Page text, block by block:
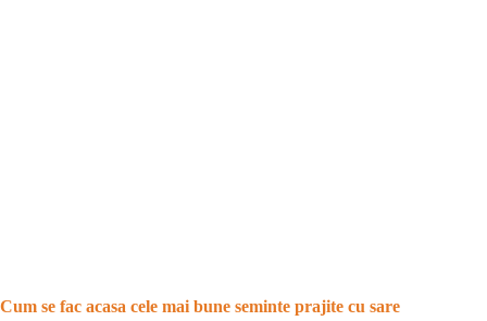
Cum se fac acasa cele mai bune seminte prajite cu sare